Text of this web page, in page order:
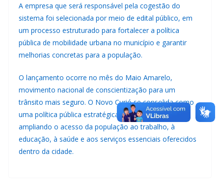
A empresa que será responsável pela cogestão do
sistema foi selecionada por meio de edital público, em
um processo estruturado para fortalecer a política
pública de mobilidade urbana no município e garantir
melhorias concretas para a população.
O lançamento ocorre no mês do Maio Amarelo,
movimento nacional de conscientização para um
trânsito mais seguro. O Novo Curió se consolida como
uma política pública estratégica para Paracambi,
ampliando o acesso da população ao trabalho, à
educação, à saúde e aos serviços essenciais oferecidos
dentro da cidade.